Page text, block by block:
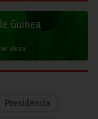
Guinea
ahora
Presidencia